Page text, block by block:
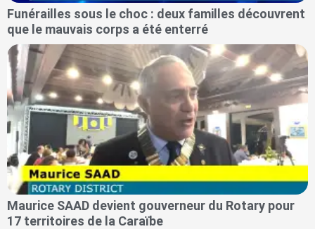
Funérailles sous le choc : deux familles découvrent
que le mauvais corps a été enterré
Maurice SAAD devient gouverneur du Rotary pour
17 territoires de la Caraïbe